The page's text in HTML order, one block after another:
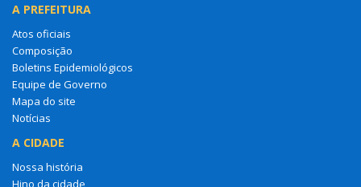
A PREFEITURA
Atos oficiais
Composição
Boletins Epidemiológicos
Equipe de Governo
Mapa do site
Notícias
A CIDADE
Nossa história
Hino da cidade